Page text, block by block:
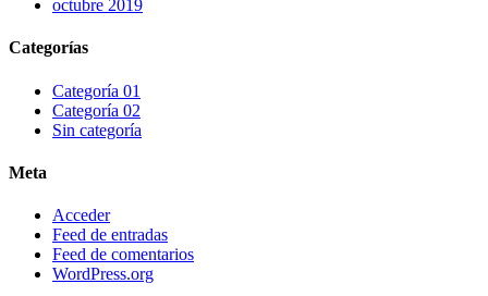
octubre 2019
Categorías
Categoría 01
Categoría 02
Sin categoría
Meta
Acceder
Feed de entradas
Feed de comentarios
WordPress.org